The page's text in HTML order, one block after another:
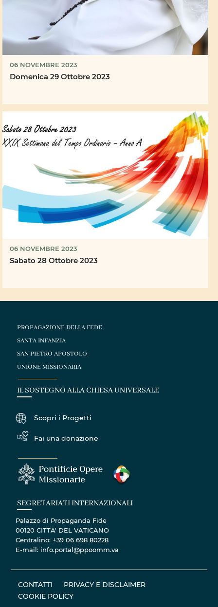
06 NOVEMBRE 2023
Domenica 29 Ottobre 2023
06 NOVEMBRE 2023
Sabato 28 Ottobre 2023
PROPAGAZIONE DELLA FEDE
SANTA INFANZIA
SAN PIETRO APOSTOLO
UNIONE MISSIONARIA
IL SOSTEGNO ALLA CHIESA UNIVERSALE
Scopri i Progetti
Fai una donazione
SEGRETARIATI INTERNAZIONALI
Palazzo di Propaganda Fide
00120 CITTA' DEL VATICANO
Centralino: +39 06 698 80228
E-mail: info.portal@ppoomm.va
CONTATTI
PRIVACY E DISCLAIMER
COOKIE POLICY